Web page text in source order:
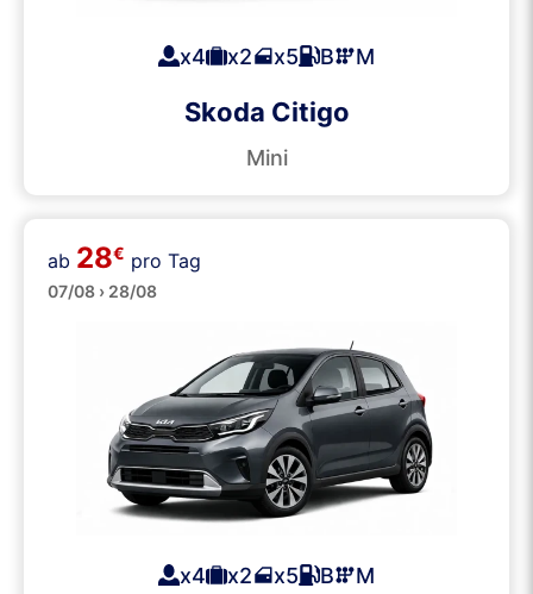
x4 x2 x5 B M
Skoda Citigo
Mini
Klein
ab 28€ pro Tag
07/08 › 28/08
x4 x2 x5 B M